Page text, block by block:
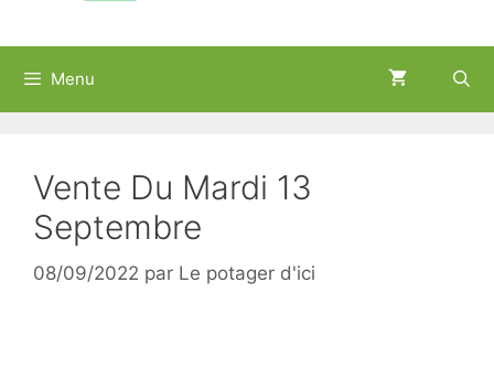
Menu
Vente Du Mardi 13
Septembre
08/09/2022 par Le potager d'ici